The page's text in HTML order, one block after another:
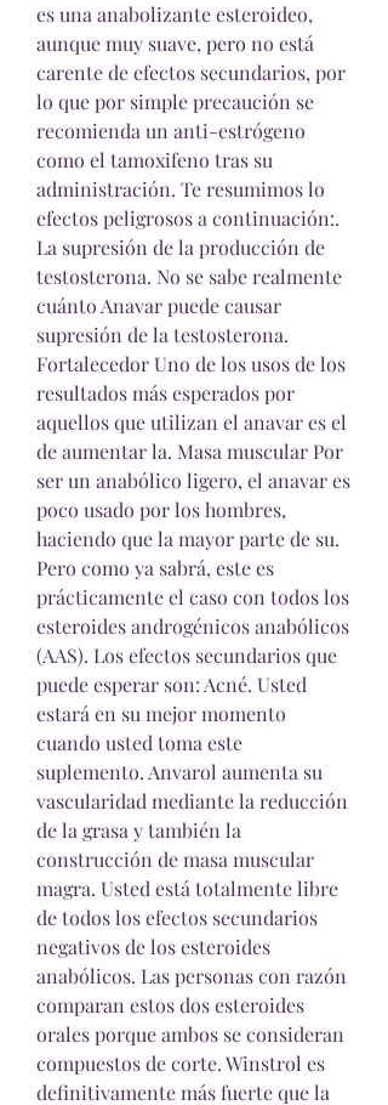
es una anabolizante esteroideo,
aunque muy suave, pero no está
carente de efectos secundarios, por
lo que por simple precaución se
recomienda un anti-estrógeno
como el tamoxifeno tras su
administración. Te resumimos lo
efectos peligrosos a continuación:.
La supresión de la producción de
testosterona. No se sabe realmente
cuánto Anavar puede causar
supresión de la testosterona.
Fortalecedor Uno de los usos de los
resultados más esperados por
aquellos que utilizan el anavar es el
de aumentar la. Masa muscular Por
ser un anabólico ligero, el anavar es
poco usado por los hombres,
haciendo que la mayor parte de su.
Pero como ya sabrá, este es
prácticamente el caso con todos los
esteroides androgénicos anabólicos
(AAS). Los efectos secundarios que
puede esperar son: Acné. Usted
estará en su mejor momento
cuando usted toma este
suplemento. Anvarol aumenta su
vascularidad mediante la reducción
de la grasa y también la
construcción de masa muscular
magra. Usted está totalmente libre
de todos los efectos secundarios
negativos de los esteroides
anabólicos. Las personas con razón
comparan estos dos esteroides
orales porque ambos se consideran
compuestos de corte. Winstrol es
definitivamente más fuerte que la